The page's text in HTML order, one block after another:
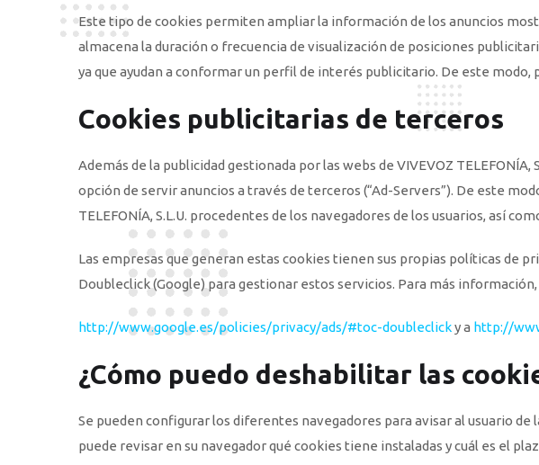
Este tipo de cookies permiten ampliar la información de los anuncios
almacena la duración o frecuencia de visualización de posiciones
ya que ayudan a conformar un perfil de interés publicitario. De este
Cookies publicitarias de terceros
Además de la publicidad gestionada por las webs de VIVEVOZ TELEFONÍA,
opción de servir anuncios a través de terceros (“Ad-Servers”). De este
TELEFONÍA, S.L.U. procedentes de los navegadores de los usuarios, así
Las empresas que generan estas cookies tienen sus propias políticas de
Doubleclick (Google) para gestionar estos servicios. Para más información,
http://www.google.es/policies/privacy/ads/#toc-doubleclicky a http://
¿Cómo puedo deshabilitar las
Se pueden configurar los diferentes navegadores para avisar al usuario
puede revisar en su navegador qué cookies tiene instaladas y cuál es el